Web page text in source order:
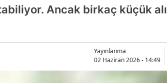
Ancak birkaç küçük
Yayınlanma
02 Haziran 2026 - 14:49